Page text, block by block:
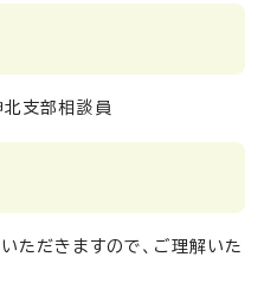
支部相談員
ただきますので、ご理解いた